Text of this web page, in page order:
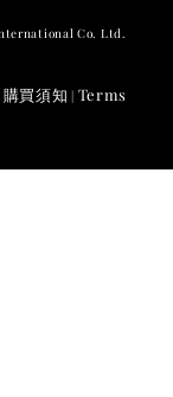
Co. Ltd.
買須知 | Terms